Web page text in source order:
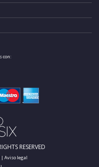
con:
RESERVED
| Aviso legal